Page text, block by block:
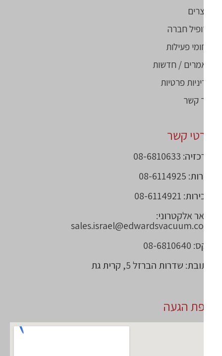
חברה
פעילות
/ חדשות
פרטיות
קשר
קשר
08-6810633
08-6114921
אלקטרוני:
שדרות הברזל 5, קרית גת
הגעה